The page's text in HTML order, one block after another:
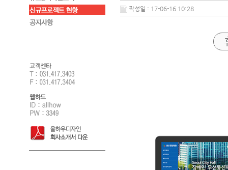
작성일 : 17-06-16 10:28